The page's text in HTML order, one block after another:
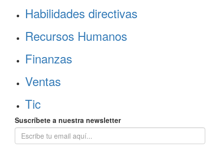
Habilidades directivas
Recursos Humanos
Finanzas
Ventas
Tic
Suscríbete a nuestra newsletter